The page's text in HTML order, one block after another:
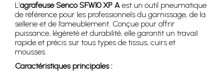
L’agrafeuse Senco SFW10 XP A est un outil pneumatique
de référence pour les professionnels du garnissage, de la
sellerie et de l’ameublement. Conçue pour offrir
puissance, légèreté et durabilité, elle garantit un travail
rapide et précis sur tous types de tissus, cuirs et
mousses.
Caractéristiques principales :